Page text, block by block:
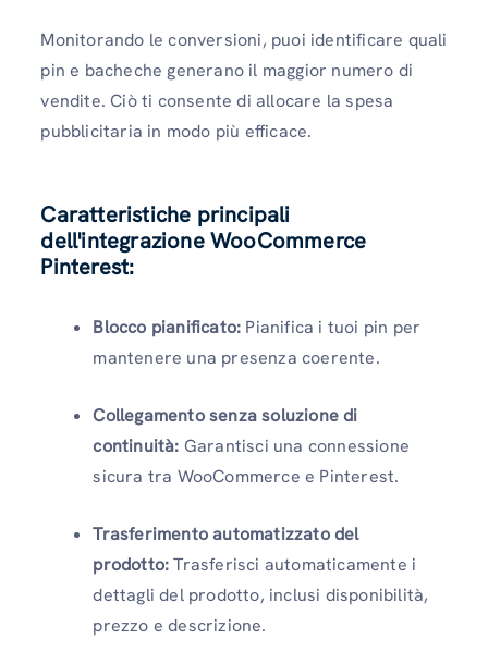
Monitorando le conversioni, puoi identificare quali
pin e bacheche generano il maggior numero di
vendite. Ciò ti consente di allocare la spesa
pubblicitaria in modo più efficace.
Caratteristiche principali
dell'integrazione WooCommerce
Pinterest:
Blocco pianificato: Pianifica i tuoi pin per
mantenere una presenza coerente.
Collegamento senza soluzione di
continuità: Garantisci una connessione
sicura tra WooCommerce e Pinterest.
Trasferimento automatizzato del
prodotto: Trasferisci automaticamente i
dettagli del prodotto, inclusi disponibilità,
prezzo e descrizione.